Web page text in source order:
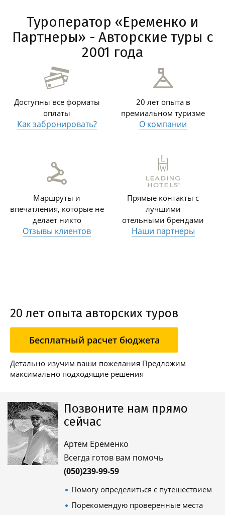
Туроператор «Еременко и
Партнеры» - Авторские туры с
2001 года
Доступны все форматы
оплаты
Как забронировать?
20 лет опыта в
премиальном туризме
О компании
Маршруты и
впечатления, которые не
делает никто
Отзывы клиентов
Прямые контакты с
лучшими
отельными брендами
Наши партнеры
20 лет опыта авторских туров
Бесплатный расчет бюджета
Детально изучим ваши пожелания Предложим
максимально подходящие решения
Позвоните нам прямо
сейчас
Артем Еременко
Всегда готов вам помочь
(050)239-99-59
Помогу определиться с путешествием
Порекомендую проверенные места